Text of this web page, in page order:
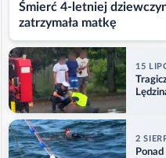
Śmierć 4-letniej
zatrzymała matkę
15
2